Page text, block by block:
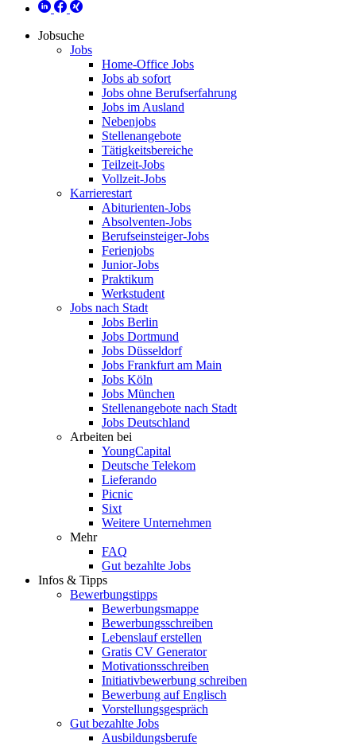
Jobsuche
Jobs
Home-Office Jobs
Jobs ab sofort
Jobs ohne Berufserfahrung
Jobs im Ausland
Nebenjobs
Stellenangebote
Tätigkeitsbereiche
Teilzeit-Jobs
Vollzeit-Jobs
Karrierestart
Abiturienten-Jobs
Absolventen-Jobs
Berufseinsteiger-Jobs
Ferienjobs
Junior-Jobs
Praktikum
Werkstudent
Jobs nach Stadt
Jobs Berlin
Jobs Dortmund
Jobs Düsseldorf
Jobs Frankfurt am Main
Jobs Köln
Jobs München
Stellenangebote nach Stadt
Jobs Deutschland
Arbeiten bei
YoungCapital
Deutsche Telekom
Lieferando
Picnic
Sixt
Weitere Unternehmen
Mehr
FAQ
Gut bezahlte Jobs
Infos & Tipps
Bewerbungstipps
Bewerbungsmappe
Bewerbungsschreiben
Lebenslauf erstellen
Gratis CV Generator
Motivationsschreiben
Initiativbewerbung schreiben
Bewerbung auf Englisch
Vorstellungsgespräch
Gut bezahlte Jobs
Ausbildungsberufe